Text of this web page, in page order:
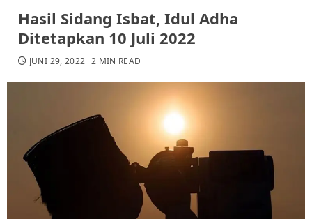
Hasil Sidang Isbat, Idul Adha
Ditetapkan 10 Juli 2022
JUNI 29, 2022 2 MIN READ